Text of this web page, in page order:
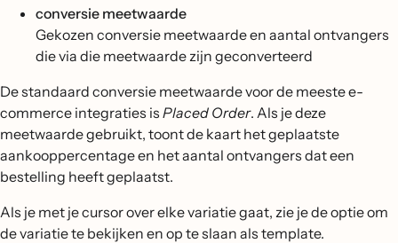
conversie meetwaarde
Gekozen conversie meetwaarde en aantal ontvangers
die via die meetwaarde zijn geconverteerd
De standaard conversie meetwaarde voor de meeste e-
commerce integraties is Placed Order. Als je deze
meetwaarde gebruikt, toont de kaart het geplaatste
aankooppercentage en het aantal ontvangers dat een
bestelling heeft geplaatst.
Als je met je cursor over elke variatie gaat, zie je de optie om
de variatie te bekijken en op te slaan als template.